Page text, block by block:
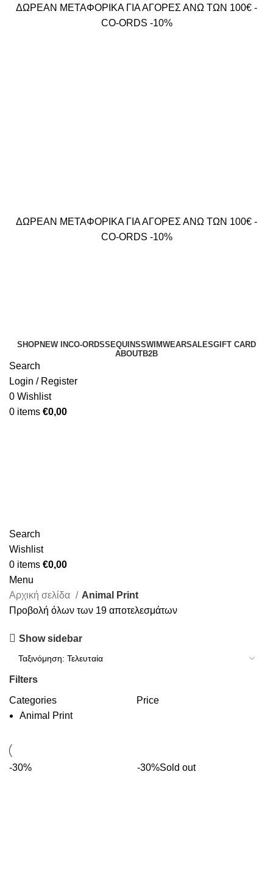
ΔΩΡΕΑΝ ΜΕΤΑΦΟΡΙΚΑ ΓΙΑ ΑΓΟΡΕΣ ΑΝΩ ΤΩΝ 100€ -
CO-ORDS -10%
ΔΩΡΕΑΝ ΜΕΤΑΦΟΡΙΚΑ ΓΙΑ ΑΓΟΡΕΣ ΑΝΩ ΤΩΝ 100€ -
CO-ORDS -10%
SHOPNEW INCO-ORDSSEQUINSSWIMWEARSALESGIFT CARD
ABOUTB2B
Search
Login / Register
0 Wishlist
0 items €0,00
Search
Wishlist
0 items €0,00
Menu
Αρχική σελίδα
Animal Print
Προβολή όλων των 19 αποτελεσμάτων
Show sidebar
Filters
Categories
Animal Print
Price
-30% -30%Sold out